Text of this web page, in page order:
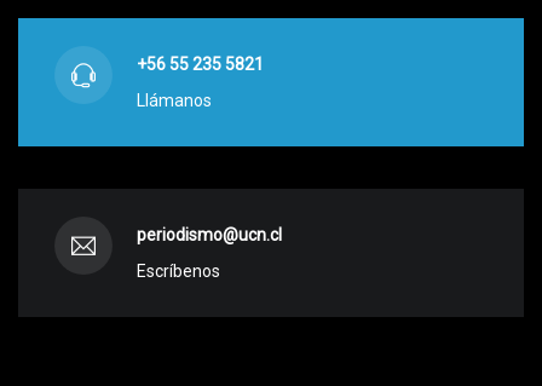
+56 55 235 5821
Llámanos
periodismo@ucn.cl
Escríbenos